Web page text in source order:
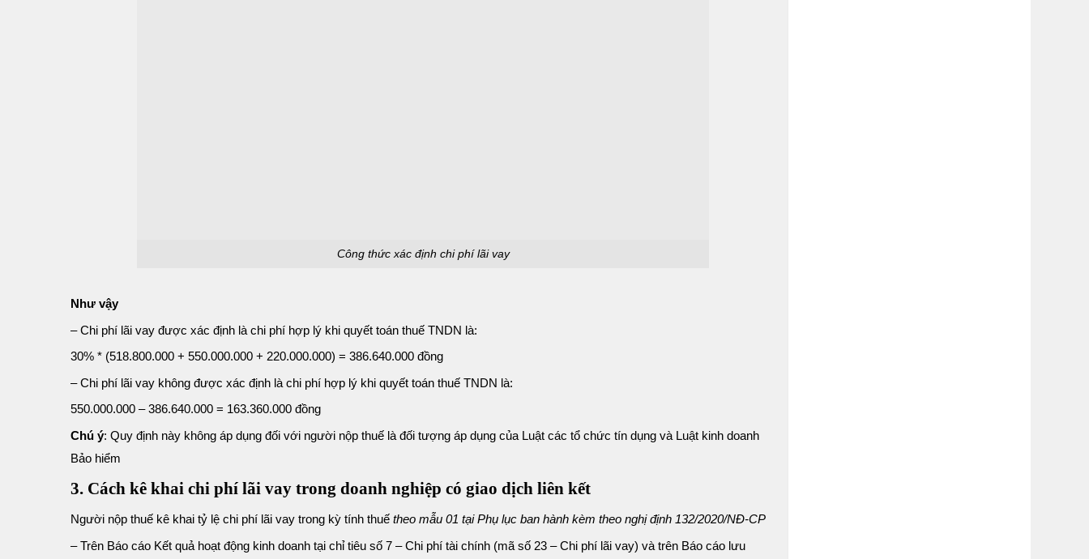
Công thức xác định chi phí lãi vay
Như vậy
– Chi phí lãi vay được xác định là chi phí hợp lý khi quyết toán thuế TNDN là:
30% * (518.800.000 + 550.000.000 + 220.000.000) = 386.640.000 đồng
– Chi phí lãi vay không được xác định là chi phí hợp lý khi quyết toán thuế TNDN là:
550.000.000 – 386.640.000 = 163.360.000 đồng
Chú ý: Quy định này không áp dụng đối với người nộp thuế là đối tượng áp dụng của Luật các tổ chức tín dụng và Luật kinh doanh
Bảo hiểm
3. Cách kê khai chi phí lãi vay trong doanh nghiệp có giao dịch liên kết
Người nộp thuế kê khai tỷ lệ chi phí lãi vay trong kỳ tính thuế theo mẫu 01 tại Phụ lục ban hành kèm theo nghị định 132/2020/NĐ-CP
– Trên Báo cáo Kết quả hoạt động kinh doanh tại chỉ tiêu số 7 – Chi phí tài chính (mã số 23 – Chi phí lãi vay) và trên Báo cáo lưu